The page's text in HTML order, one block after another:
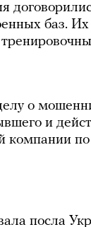
баз. Их
о
и
компании по
посла